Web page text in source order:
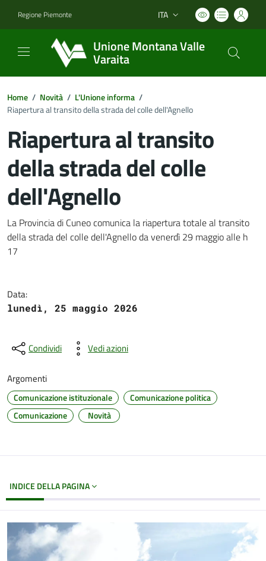
Regione Piemonte Lingua attiva:
ITA
Unione Montana Valle
Varaita
Home / Novità / L'Unione informa /
Riapertura al transito della strada del colle dell'Agnello
Riapertura al transito
della strada del colle
dell'Agnello
Dettagli del documento
La Provincia di Cuneo comunica la riapertura totale al transito
della strada del colle dell'Agnello da venerdì 29 maggio alle h
17
Data:
lunedì, 25 maggio 2026
Condividi Vedi azioni
Argomenti
Comunicazione istituzionale
Comunicazione politica
Comunicazione
Novità
INDICE DELLA PAGINA